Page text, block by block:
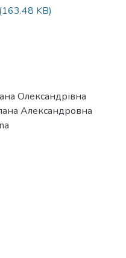
(163.48 KB)
Олександрівна
Александровна